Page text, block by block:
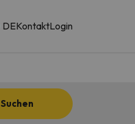
DEKontaktLogin
Suchen